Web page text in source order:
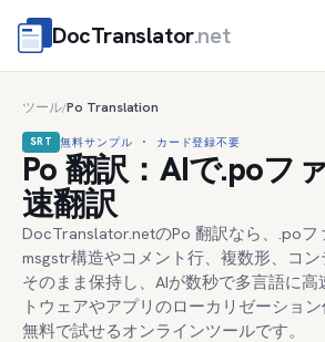
DocTranslator.net
ツール/Po Translation
SRT 無料サンプル · カード登録不要
Po 翻訳：AIで.poフ
速翻訳
DocTranslator.netのPo 翻訳なら、.poフ
msgstr構造やコメント行、複数形、コ
そのまま保持し、AIが数秒で多言語に高
トウェアやアプリのローカリゼーション
無料で試せるオンラインツールです。